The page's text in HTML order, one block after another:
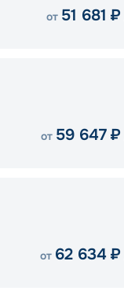
от 51 681 ₽
от 59 647 ₽
от 62 634 ₽